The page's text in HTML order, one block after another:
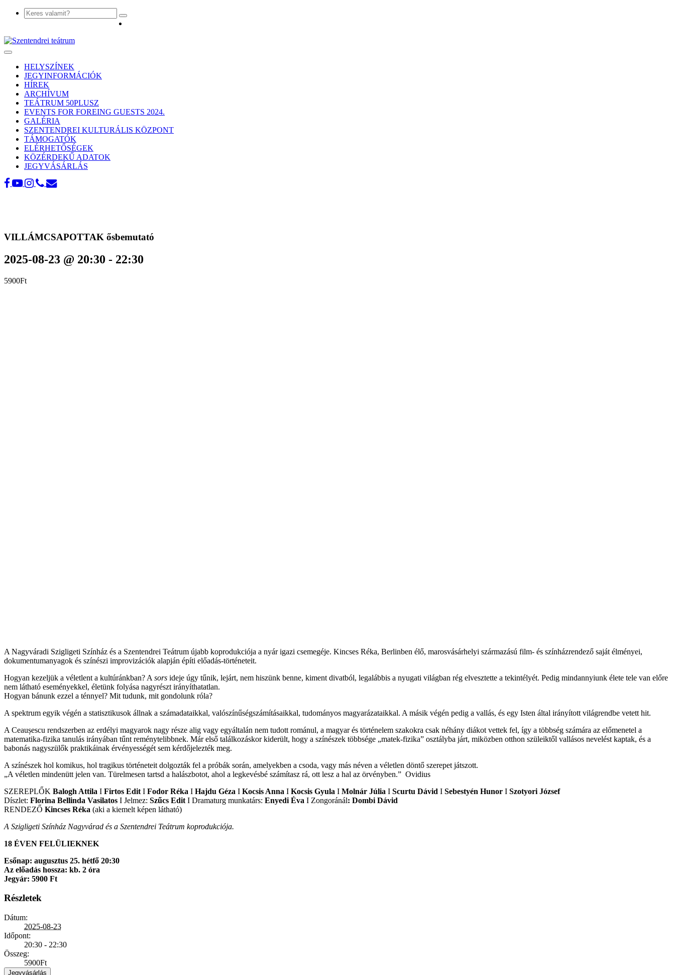
Toggle
navigationHELYSZÍNEK
JEGYINFORMÁCIÓK
HÍREK
ARCHÍVUM
TEÁTRUM 50PLUSZ
EVENTS FOR FOREING GUESTS 2024.
GALÉRIA
SZENTENDREI KULTURÁLIS KÖZPONT
TÁMOGATÓK
ELÉRHETŐSÉGEK
KÖZÉRDEKŰ ADATOK
JEGYVÁSÁRLÁS
VILLÁMCSAPOTTAK ősbemutató
2025-08-23 @ 20:30 - 22:30
5900Ft
A Nagyváradi Szigligeti Színház és a Szentendrei Teátrum újabb koprodukciója a nyár igazi csemegéje. Kincses Réka, Berlinben élő, marosvásárhelyi származású film- és színházrendező saját élményei,
dokumentumanyagok és színészi improvizációk alapján építi előadás-történeteit.
Hogyan kezeljük a véletlent a kultúránkban? A sors ideje úgy tűnik, lejárt, nem hiszünk benne, kiment divatból, legalábbis a nyugati világban rég elvesztette a tekintélyét. Pedig mindannyiunk élete tele van előre
nem látható eseményekkel, életünk folyása nagyrészt irányíthatatlan.
Hogyan bánunk ezzel a ténnyel? Mit tudunk, mit gondolunk róla?
A spektrum egyik végén a statisztikusok állnak a számadataikkal, valószínűségszámításaikkal, tudományos magyarázataikkal. A másik végén pedig a vallás, és egy Isten által irányított világrendbe vetett hit.
A Ceaușescu rendszerben az erdélyi magyarok nagy része alig vagy egyáltalán nem tudott románul, a magyar és történelem szakokra csak néhány diákot vettek fel, így a többség számára az előmenetel a
matematika-fizika tanulás irányában tűnt reménytelibbnek. Már első találkozáskor kiderült, hogy a színészek többsége „matek-fizika” osztályba járt, miközben otthon szüleiktől vallásos nevelést kaptak, és a
babonás nagyszülők praktikáinak érvényességét sem kérdőjelezték meg.
A színészek hol komikus, hol tragikus történeteit dolgozták fel a próbák során, amelyekben a csoda, vagy más néven a véletlen döntő szerepet játszott.
„A véletlen mindenütt jelen van. Türelmesen tartsd a halászbotot, ahol a legkevésbé számítasz rá, ott lesz a hal az örvényben.” Ovidius
SZEREPLŐK Balogh Attila I Firtos Edit I Fodor Réka I Hajdu Géza I Kocsis Anna I Kocsis Gyula I Molnár Júlia I Scurtu Dávid I Sebestyén Hunor I Szotyori József
Díszlet: Florina Bellinda Vasilatos I Jelmez: Szűcs Edit I Dramaturg munkatárs: Enyedi Éva I Zongoránál: Dombi Dávid
RENDEZŐ Kincses Réka (aki a kiemelt képen látható)
A Szigligeti Színház Nagyvárad és a Szentendrei Teátrum koprodukciója.
18 ÉVEN FELÜLIEKNEK
Esőnap: augusztus 25. hétfő 20:30
Az előadás hossza: kb. 2 óra
Jegyár: 5900 Ft
Részletek
Dátum:
2025-08-23
Időpont:
20:30 - 22:30
Összeg:
5900Ft
Jegyvásárlás